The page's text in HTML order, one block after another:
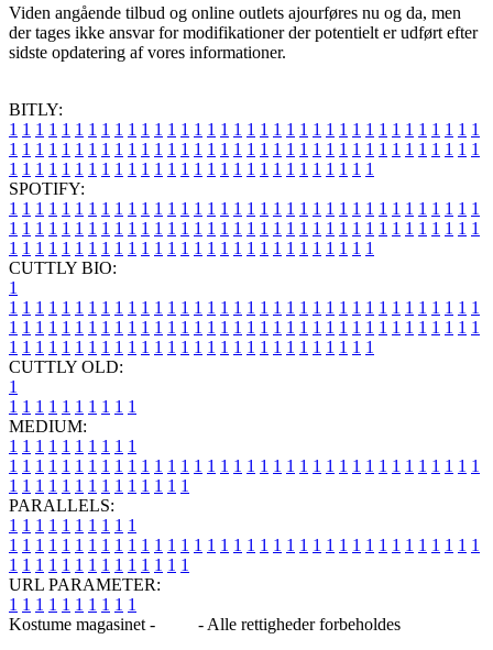
Viden angående tilbud og online outlets ajourføres nu og da, men
der tages ikke ansvar for modifikationer der potentielt er udført efter
sidste opdatering af vores informationer.
BITLY:
1 1 1 1 1 1 1 1 1 1 1 1 1 1 1 1 1 1 1 1 1 1 1 1 1 1 1 1 1 1 1 1 1 1 1 1
1 1 1 1 1 1 1 1 1 1 1 1 1 1 1 1 1 1 1 1 1 1 1 1 1 1 1 1 1 1 1 1 1 1 1 1
1 1 1 1 1 1 1 1 1 1 1 1 1 1 1 1 1 1 1 1 1 1 1 1 1 1 1 1
SPOTIFY:
1 1 1 1 1 1 1 1 1 1 1 1 1 1 1 1 1 1 1 1 1 1 1 1 1 1 1 1 1 1 1 1 1 1 1 1
1 1 1 1 1 1 1 1 1 1 1 1 1 1 1 1 1 1 1 1 1 1 1 1 1 1 1 1 1 1 1 1 1 1 1 1
1 1 1 1 1 1 1 1 1 1 1 1 1 1 1 1 1 1 1 1 1 1 1 1 1 1 1 1
CUTTLY BIO:
1
1 1 1 1 1 1 1 1 1 1 1 1 1 1 1 1 1 1 1 1 1 1 1 1 1 1 1 1 1 1 1 1 1 1 1 1
1 1 1 1 1 1 1 1 1 1 1 1 1 1 1 1 1 1 1 1 1 1 1 1 1 1 1 1 1 1 1 1 1 1 1 1
1 1 1 1 1 1 1 1 1 1 1 1 1 1 1 1 1 1 1 1 1 1 1 1 1 1 1 1
CUTTLY OLD:
1
1 1 1 1 1 1 1 1 1 1
MEDIUM:
1 1 1 1 1 1 1 1 1 1
1 1 1 1 1 1 1 1 1 1 1 1 1 1 1 1 1 1 1 1 1 1 1 1 1 1 1 1 1 1 1 1 1 1 1 1
1 1 1 1 1 1 1 1 1 1 1 1 1 1
PARALLELS:
1 1 1 1 1 1 1 1 1 1
1 1 1 1 1 1 1 1 1 1 1 1 1 1 1 1 1 1 1 1 1 1 1 1 1 1 1 1 1 1 1 1 1 1 1 1
1 1 1 1 1 1 1 1 1 1 1 1 1 1
URL PARAMETER:
1 1 1 1 1 1 1 1 1 1
Kostume magasinet -
- Alle rettigheder forbeholdes